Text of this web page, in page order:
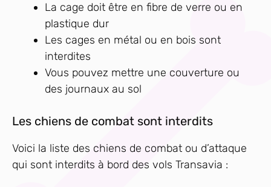
La cage doit être en fibre de verre ou en
plastique dur
Les cages en métal ou en bois sont
interdites
Vous pouvez mettre une couverture ou
des journaux au sol
Les chiens de combat sont interdits
Voici la liste des chiens de combat ou d’attaque
qui sont interdits à bord des vols Transavia :